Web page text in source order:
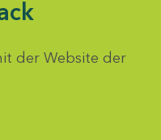
der Website der
auswählen